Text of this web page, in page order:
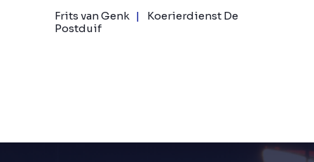
Frits van Genk
Koerierdienst De
Postduif